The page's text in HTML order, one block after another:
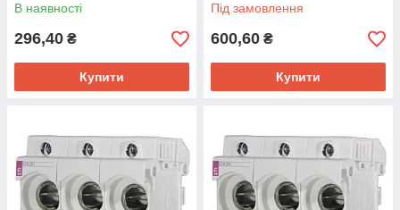
В наявності
296,40 ₴
Купити
Під замовлення
600,60 ₴
Купити